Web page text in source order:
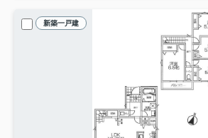
新築一戸建